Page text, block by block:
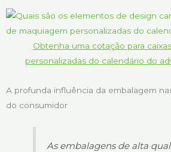
Obtenha uma cotação para
personalizadas do calendário do
A profunda influência da embalagem
do consumidor
As embalagens de alta